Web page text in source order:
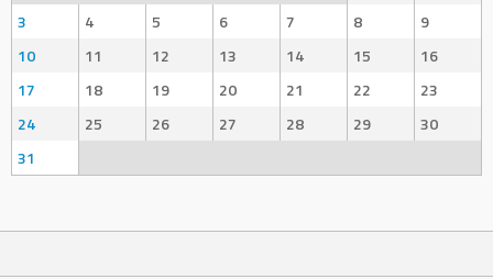
3
4 5 6 7 8
9
10
11 12 13 14 15
16
17
18 19 20 21 22
23
24
25 26 27 28 29
30
31